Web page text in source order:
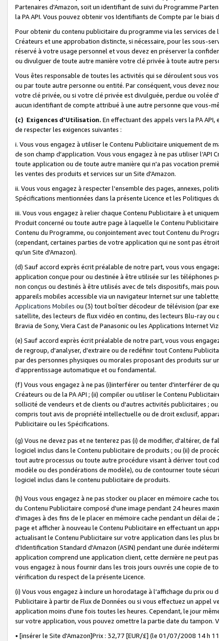
Partenaires d'Amazon, soit un identifiant de suivi du Programme
la PA API. Vous pouvez obtenir vos Identifiants de Compte par le biais
Pour obtenir du contenu publicitaire du programme via les services
Créateurs et une approbation distincte, si nécessaire, pour les sous-
réservé à votre usage personnel et vous devez en préserver la
ou divulguer de toute autre manière votre clé privée à toute autre
Vous êtes responsable de toutes les activités qui se déroulent sous
ou par toute autre personne ou entité. Par conséquent, vous devez
votre clé privée, ou si votre clé privée est divulguée, perdue ou volée
aucun identifiant de compte attribué à une autre personne que vous-
(c) Exigences d'Utilisation. En effectuant des appels vers la PA
de respecter les exigences suivantes :
i. Vous vous engagez à utiliser le Contenu Publicitaire uniquement de
de son champ d'application. Vous vous engagez à ne pas utiliser l’API
toute application ou de toute autre manière qui n'a pas vocation
les ventes des produits et services sur un Site d'Amazon.
ii. Vous vous engagez à respecter l'ensemble des pages, annexes,
Spécifications mentionnées dans la présente Licence et les Politiques
iii. Vous vous engagez à relier chaque Contenu Publicitaire à et
Produit concerné ou toute autre page à laquelle le Contenu
Contenu du Programme, ou conjointement avec tout Contenu du
(cependant, certaines parties de votre application qui ne sont pas
qu'un Site d'Amazon).
(d) Sauf accord exprès écrit préalable de notre part, vous vous
application conçue pour ou destinée à être utilisée sur les téléphones
non conçus ou destinés à être utilisés avec de tels dispositifs, mais
appareils mobiles accessible via un navigateur Internet sur une
Applications Mobiles ou (3) tout boîtier décodeur de télévision (par
satellite, des lecteurs de flux vidéo en continu, des lecteurs Blu-ray
Bravia de Sony, Viera Cast de Panasonic ou les Applications Internet
(e) Sauf accord exprès écrit préalable de notre part, vous vous
de regroup, d'analyser, d'extraire ou de redéfinir tout Contenu
par des personnes physiques ou morales proposant des produits sur
d’apprentissage automatique et ou fondamental.
(f) Vous vous engagez à ne pas (i)interférer ou tenter d'interférer de
Créateurs ou de la PA API ; (ii) compiler ou utiliser le Contenu
sollicité de vendeurs et de clients ou d'autres activités publicitaires ;
compris tout avis de propriété intellectuelle ou de droit exclusif,
Publicitaire ou les Spécifications.
(g) Vous ne devez pas et ne tenterez pas (i) de modifier, d'altérer, de
logiciel inclus dans le Contenu publicitaire de produits ; ou (ii) de
tout autre processus ou toute autre procédure visant à dériver tout
modèle ou des pondérations de modèle), ou de contourner toute
logiciel inclus dans le contenu publicitaire de produits.
(h) Vous vous engagez à ne pas stocker ou placer en mémoire cache
du Contenu Publicitaire composé d'une image pendant 24 heures
d'images à des fins de le placer en mémoire cache pendant un délai
page et afficher à nouveau le Contenu Publicitaire en effectuant un
actualisant le Contenu Publicitaire sur votre application dans les plus
d'Identification Standard d'Amazon (ASIN) pendant une durée
application comprend une application client, cette dernière ne peut
vous engagez à nous fournir dans les trois jours ouvrés une copie de
vérification du respect de la présente Licence.
(i) Vous vous engagez à inclure un horodatage à l'affichage du prix
Publicitaire à partir de Flux de Données ou si vous effectuez un appel
application moins d'une fois toutes les heures. Cependant, le jour
sur votre application, vous pouvez omettre la partie date du tampon.
• [insérer le Site d'Amazon]Prix : 32,77 [EUR/£] (le 01/07/2008 14 h